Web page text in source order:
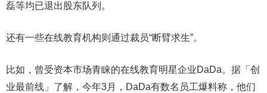
磊等均已退出股东队列。
还有一些在线教育机构则通过裁员“断臂求生”。
比如，曾受资本市场青睐的在线教育明星企业DaDa。据「创
业最前线」了解，今年3月，DaDa有数名员工爆料称，他们